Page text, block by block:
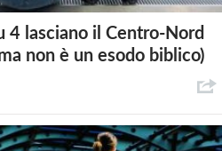
4 lasciano il Centro-Nord
non è un esodo biblico)